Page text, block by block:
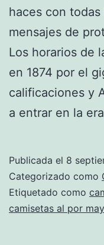
haces con
mensajes de
Los horarios de
en 1874 por el
calificaciones y
a entrar en la
Publicada el 8
Categorizado como
Etiquetado como
camisetas al por